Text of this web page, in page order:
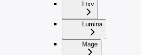
Ltxv
Lumina
Mage